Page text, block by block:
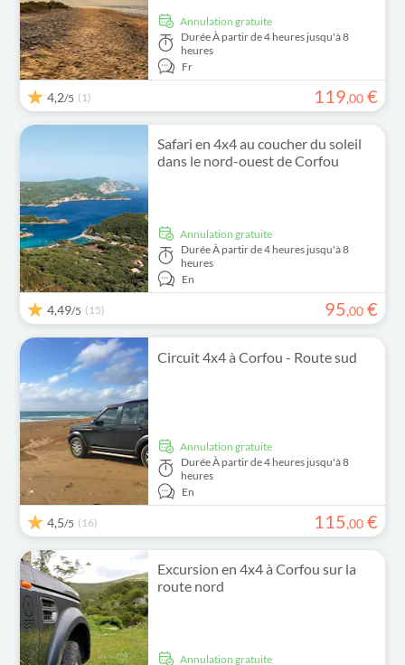
Annulation gratuite
DuréeÀ partir de 4 heures jusqu'à 8
heures
Fr
4,2/5 (1) 119,00 €
Safari en 4x4 au coucher du soleil
dans le nord-ouest de Corfou
Annulation gratuite
DuréeÀ partir de 4 heures jusqu'à 8
heures
En
4,49/5 (15) 95,00 €
Circuit 4x4 à Corfou - Route sud
Annulation gratuite
DuréeÀ partir de 4 heures jusqu'à 8
heures
En
4,5/5 (16) 115,00 €
Excursion en 4x4 à Corfou sur la
route nord
Annulation gratuite